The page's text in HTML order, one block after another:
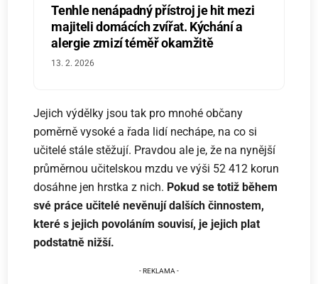
Tenhle nenápadný přístroj je hit mezi
majiteli domácích zvířat. Kýchání a
alergie zmizí téměř okamžitě
13. 2. 2026
Jejich výdělky jsou tak pro mnohé občany
poměrně vysoké a řada lidí nechápe, na co si
učitelé stále stěžují. Pravdou ale je, že na nynější
průměrnou učitelskou mzdu ve výši 52 412 korun
dosáhne jen hrstka z nich. Pokud se totiž během
své práce učitelé nevěnují dalších činnostem,
které s jejich povoláním souvisí, je jejich plat
podstatně nižší.